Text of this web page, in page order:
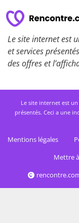
Le site internet est
et services
des offres et
Le site internet est
présentés. Ceci a une
Mentions légales
Mettre